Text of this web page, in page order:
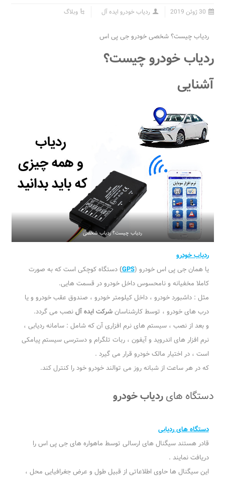
30 ژوئن 2019 ردیاب خودرو ایده آل وبلاگ
ردیاب چیست؟ شخصی خودرو جی پی اس
ردیاب خودروچیست؟
آشنایی
ردیاب چیست؟ ردیاب شخصی
ردیاب خودرو
یا همان جی پی اس خودرو (GPS
)دستگاه کوچکی است که به صورت
کاملا مخفیانه و نامحسوس داخل خودرو در قسمت هایی.
مثل : داشبورد خودرو ، داخل کیلومتر خودرو ، صندوق عقب خودرو و یا
درب های خودرو ، توسط کارشناسانشرکت ایده آلنصب می گردد.
و بعد از نصب ، سیستم های نرم افزاری آن که شامل : سامانه ردیابی ،
نرم افزار های اندروید و آیفون ، ربات تلگرام و دسترسی سیستم پیامکی
است ، در اختیار مالک خودرو قرار می گیرد .
که در هر ساعت از شبانه روز می توالند خودرو خود را کنترل کند.
دستگاه هایردیاب خودرو
دستگاه های ردیابی
قادر هستند سیگنال های ارسالی توسط ماهواره های جی پی اس را
دریافت نمایند .
این سیگنال ها حاوی اطلاعاتی از قبیل طول و عرض جغرافیایی محل ،